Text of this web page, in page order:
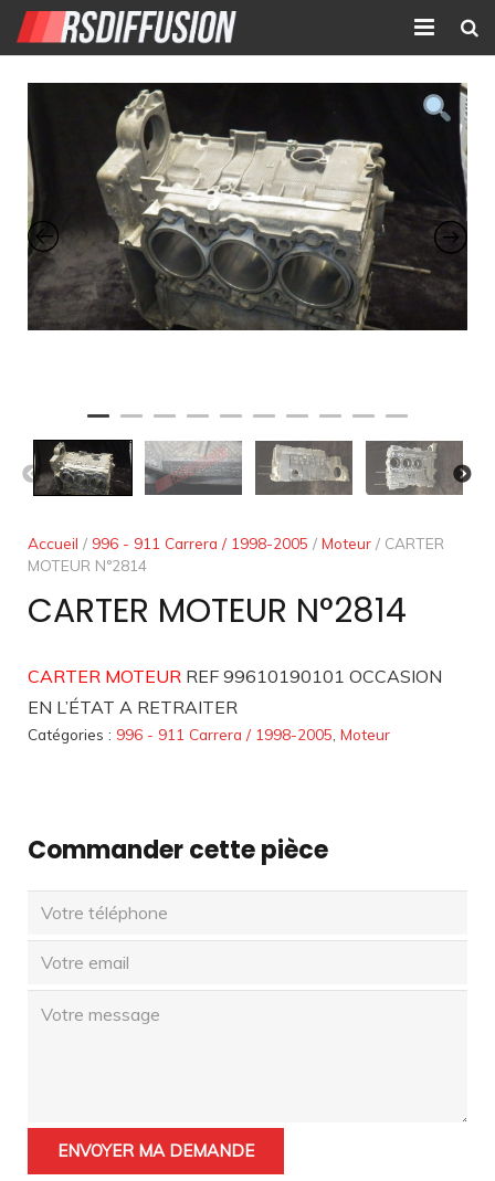
Accueil
Nouvelles annonces
Annonces prolongées
Atelier mécanique
Contact
Accueil / 996 - 911 Carrera / 1998-2005 / Moteur / CARTER
MOTEUR N°2814
CARTER MOTEUR N°2814
CARTER MOTEUR REF 99610190101 OCCASION
EN L’ÉTAT A RETRAITER
Catégories : 996 - 911 Carrera / 1998-2005 Moteur
Commander cette pièce